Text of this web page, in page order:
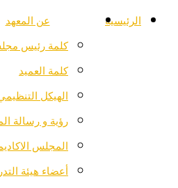
الرئيسية عن المعهد
كلمة رئيس
كلمة العميد
الهيكل
رؤية و رسالة
المجلس
أعضاء هيئة